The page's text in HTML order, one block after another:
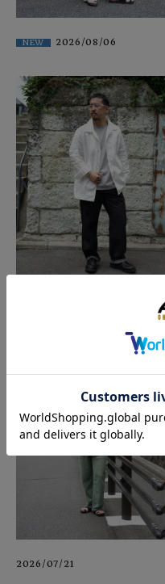
NEW 2026/08/06
2026/07/21